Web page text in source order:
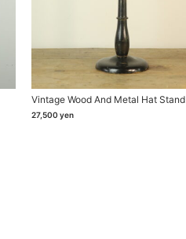
Vintage Wood And Metal Hat Stand
27,500 yen